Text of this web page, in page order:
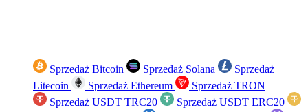
Sprzedaż Bitcoin Sprzedaż Solana
Sprzedaż
Litecoin
Sprzedaż Ethereum
Sprzedaż TRON
Sprzedaż USDT TRC20
Sprzedaż USDT ERC20